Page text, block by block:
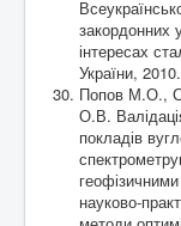
закордонних
інтересах
України,
Попов М.О.,
О.В.
покладів
науково-